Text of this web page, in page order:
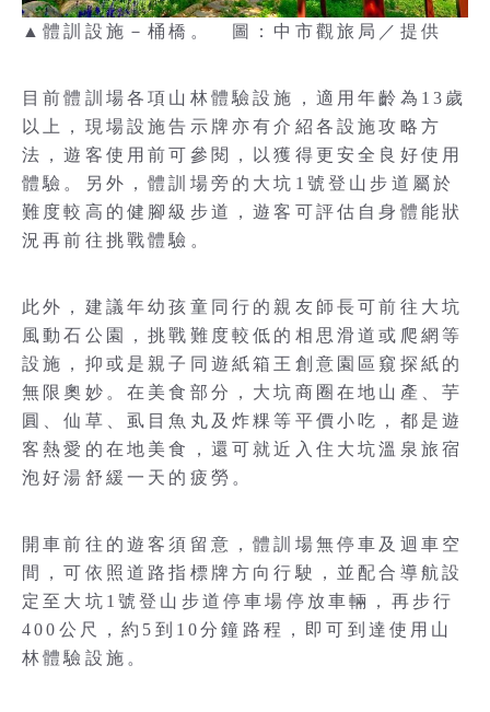
▲體訓設施－桶橋。 圖：中市觀旅局／提供
目前體訓場各項山林體驗設施，適用年齡為13歲
以上，現場設施告示牌亦有介紹各設施攻略方
法，遊客使用前可參閱，以獲得更安全良好使用
體驗。另外，體訓場旁的大坑1號登山步道屬於
難度較高的健腳級步道，遊客可評估自身體能狀
況再前往挑戰體驗。
此外，建議年幼孩童同行的親友師長可前往大坑
風動石公園，挑戰難度較低的相思滑道或爬網等
設施，抑或是親子同遊紙箱王創意園區窺探紙的
無限奧妙。在美食部分，大坑商圈在地山產、芋
圓、仙草、虱目魚丸及炸粿等平價小吃，都是遊
客熱愛的在地美食，還可就近入住大坑溫泉旅宿
泡好湯舒緩一天的疲勞。
開車前往的遊客須留意，體訓場無停車及迴車空
間，可依照道路指標牌方向行駛，並配合導航設
定至大坑1號登山步道停車場停放車輛，再步行
400公尺，約5到10分鐘路程，即可到達使用山
林體驗設施。